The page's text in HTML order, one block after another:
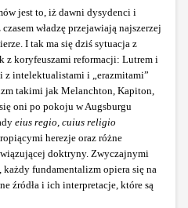
jest to, iż dawni dysydenci i
władzę przejawiają najszerzej
I tak ma się dziś sytuacja z
koryfeuszami reformacji: Lutrem i
z intelektualistami i „erazmitami”
takimi jak Melanchton, Kapiton,
oni po pokoju w Augsburgu
eius regio, cuius religio
herezje oraz różne
doktryny. Zwyczajnymi
fundamentalizm opiera się na
źródła i ich interpretacje, które są